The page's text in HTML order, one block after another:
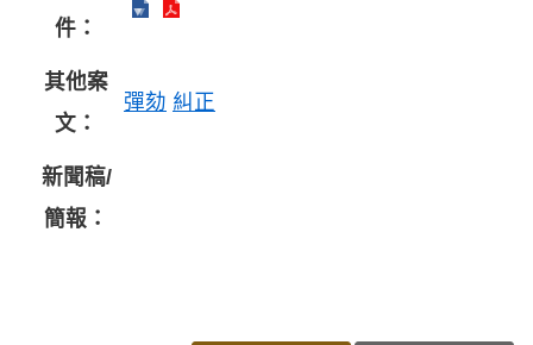
件：
其他案
文：
彈劾 糾正
新聞稿/
簡報：